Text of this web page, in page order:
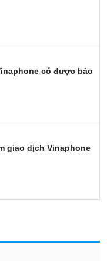
có được bảo
giao dịch Vinaphone